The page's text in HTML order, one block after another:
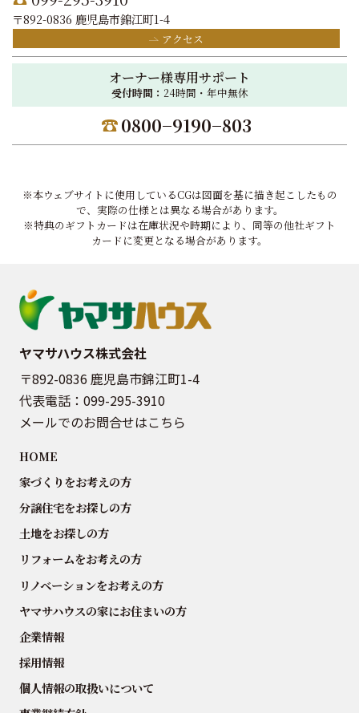
〒892-0836 鹿児島市錦江町1-4
アクセス
オーナー様専用サポート
受付時間： 24時間・年中無休
0800−9190−803
※本ウェブサイトに使用しているCGは図面を基に描き起こしたもの
で、実際の仕様とは異なる場合があります。
※特典のギフトカードは在庫状況や時期により、同等の他社ギフト
カードに変更となる場合があります。
ヤマサハウス株式会社
〒892-0836 鹿児島市錦江町1-4
代表電話： 099-295-3910
メールでのお問合せはこちら
HOME
家づくりをお考えの方
分譲住宅をお探しの方
土地をお探しの方
リフォームをお考えの方
リノベーションをお考えの方
ヤマサハウスの家にお住まいの方
企業情報
採用情報
個人情報の取扱いについて